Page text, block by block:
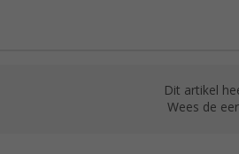
Dit artikel
Wees de